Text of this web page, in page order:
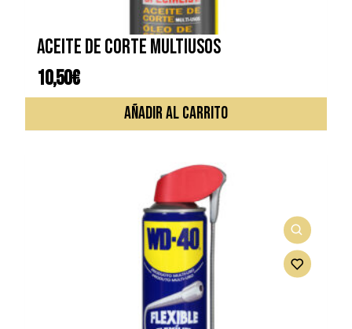
Aceite de corte multiusos
10,50€
AÑADIR AL CARRITO